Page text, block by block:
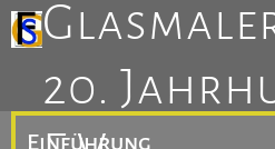
20.
Einführung